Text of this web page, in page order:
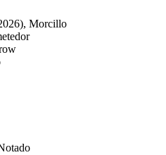
Morcillo